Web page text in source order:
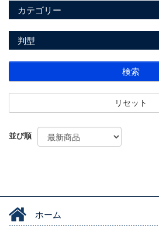
カテゴリー
判型
検索
リセット
並び順
ホーム